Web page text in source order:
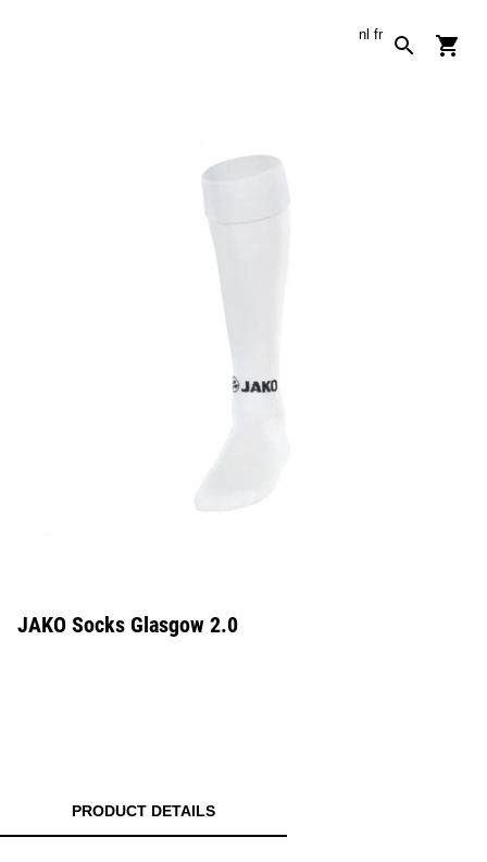
nl fr
JAKO Socks Glasgow 2.0
PRODUCT DETAILS